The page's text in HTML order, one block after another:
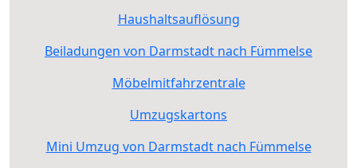
Haushaltsauflösung
Beiladungen von Darmstadt nach Fümmelse
Möbelmitfahrzentrale
Umzugskartons
Mini Umzug von Darmstadt nach Fümmelse